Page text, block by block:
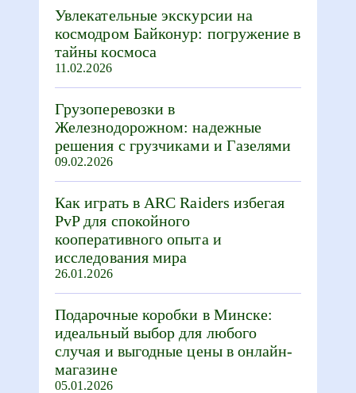
Увлекательные экскурсии на
космодром Байконур: погружение в
тайны космоса
11.02.2026
Грузоперевозки в
Железнодорожном: надежные
решения с грузчиками и Газелями
09.02.2026
Как играть в ARC Raiders избегая
PvP для спокойного
кооперативного опыта и
исследования мира
26.01.2026
Подарочные коробки в Минске:
идеальный выбор для любого
случая и выгодные цены в онлайн-
магазине
05.01.2026